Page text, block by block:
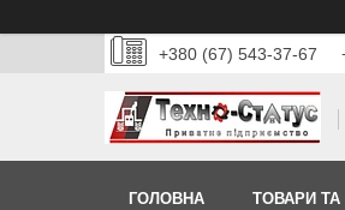
+380 (67) 543-37-67
ГОЛОВНА ТОВАРИ ТА